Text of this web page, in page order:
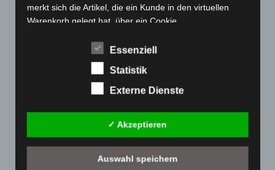
September 2022
(205)
Februar 2022(189)
merkt sich die Artikel, die ein Kunde in den virtuellen
Warenkorb gelegt hat, über ein Cookie.
Die betroffene Person kann die Setzung von Cookies
durch unsere Internetseite jederzeit mittels einer
entsprechenden Einstellung des genutzten
Internetbrowsers verhindern und damit der Setzung von
Cookies dauerhaft widersprechen. Ferner können
Internetbrowser oder andere Softwareprogramme
gelöscht werden. Dies ist in allen gängigen
Internetbrowsern möglich. Deaktiviert die betroffene
Person die Setzung von Cookies in dem genutzten
Essenziell
Statistik
Externe Dienste
✓ Akzeptieren
Auswahl speichern